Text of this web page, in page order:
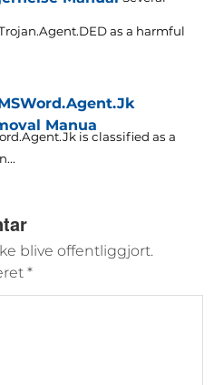
as a harmful
Manua
is classified as a
.
blive offentliggjort.
*